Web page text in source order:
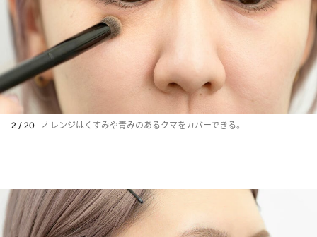
2 / 20 オレンジはくすみや青みのあるクマをカバーできる。